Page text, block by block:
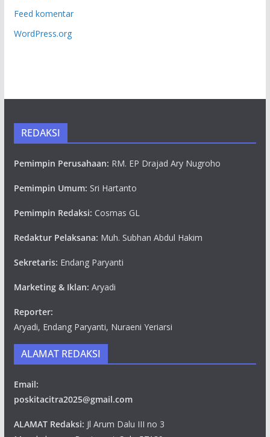
Feed komentar
WordPress.org
REDAKSI
Pemimpin Perusahaan: RM. EP Drajad Ary Nugroho
Pemimpin Umum: Sri Hartanto
Pemimpin Redaksi: Cosmas GL
Redaktur Pelaksana: Muh. Subhan Abdul Hakim
Sekretaris: Endang Paryanti
Marketing & Iklan: Aryadi
Reporter:
Aryadi, Endang Paryanti, Nuraeni Yeriarsi
ALAMAT REDAKSI
Email:
poskitacitra2025@gmail.com
ALAMAT Redaksi: Jl Arum Dalu III no 3